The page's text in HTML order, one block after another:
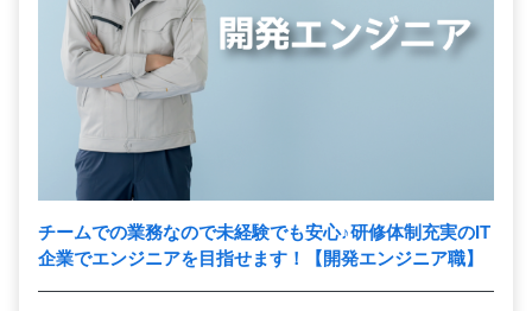
チームでの業務なので未経験でも安心♪研修体制充実のIT
企業でエンジニアを目指せます！【開発エンジニア職】